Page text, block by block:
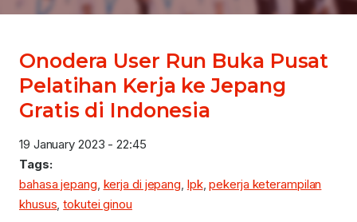
Onodera User Run Buka Pusat
Pelatihan Kerja ke Jepang
Gratis di Indonesia
19 January 2023 - 22:45
Tags:
bahasa jepang, kerja di jepang, lpk,pekerja keterampilan
khusus,tokutei ginou